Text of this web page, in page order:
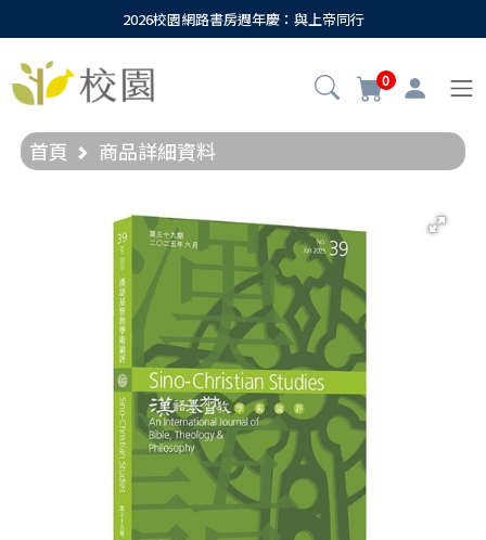
2026校園網路書房週年慶：與上帝同行
0
首頁 商品詳細資料